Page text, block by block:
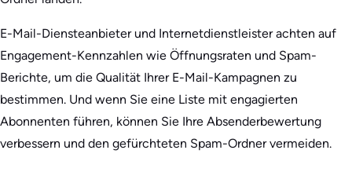
E-Mail-Diensteanbieter und Internetdienstleister achten auf
Engagement-Kennzahlen wie Öffnungsraten und Spam-
Berichte, um die Qualität Ihrer E-Mail-Kampagnen zu
bestimmen. Und wenn Sie eine Liste mit engagierten
Abonnenten führen, können Sie Ihre Absenderbewertung
verbessern und den gefürchteten Spam-Ordner vermeiden.